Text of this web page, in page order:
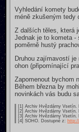
Vyhledání komety
méně zkušeným tedy
Z dalších těles, která
Jednak je to kometa -
poměrně hustý
Druhou zajímavostí je
ohon (připomínající
Zapomenout bychom
Během března by
novinkách vás budu
[1] Archiv Hvězdárny Vsetín.
[2] Archiv Hvězdárny Vsetín.
[3] Archiv Hvězdárny Vsetín.
[4] SOHO. Dostupné z: